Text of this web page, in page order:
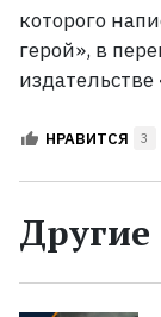
которого
герой», в
НРАВИТСЯ 3
Другие